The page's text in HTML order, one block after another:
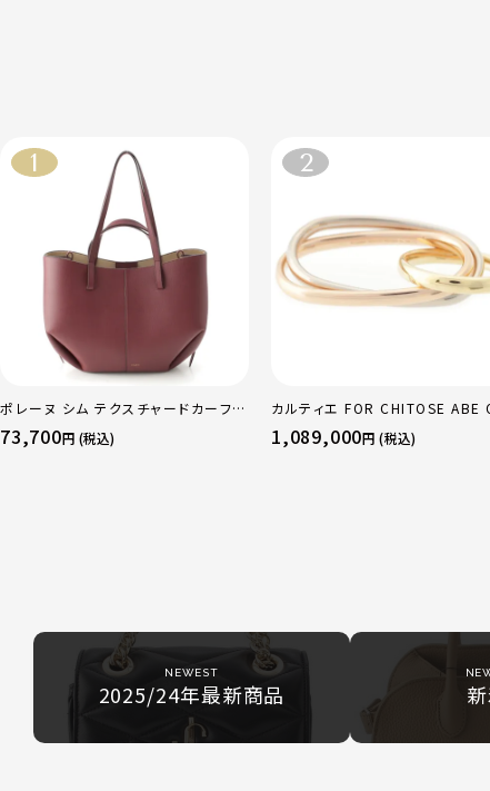
ポレーヌ シム テクスチャードカーフレ
ザー トートバッグ ダークチェリー レギ
ュラー
73,700円 (税込)
カルティエ FOR CHITOSE ABE
sacai サカイ 750 YG×PG×WG
リニティ リング 指輪 マルチカラ
1,089,000円 (税込)
NEWEST
2025/24年最新商品